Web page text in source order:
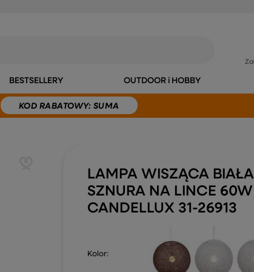
BESTSELLERY OUTDOOR i HOBBY
KOD RABATOWY: SUMA
Kolor
LAMPA WISZĄCA
SZNURA NA LINCE
CANDELLUX 31-26913